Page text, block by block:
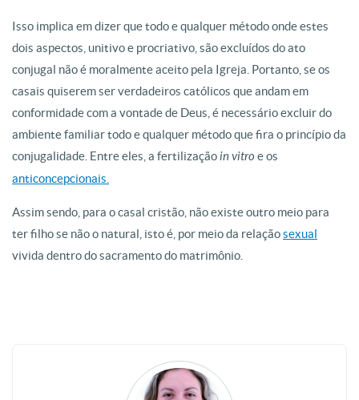
Isso implica em dizer que todo e qualquer método onde estes
dois aspectos, unitivo e procriativo, são excluídos do ato
conjugal não é moralmente aceito pela Igreja. Portanto, se os
casais quiserem ser verdadeiros católicos que andam em
conformidade com a vontade de Deus, é necessário excluir do
ambiente familiar todo e qualquer método que fira o princípio da
conjugalidade. Entre eles, a fertilizaçãoin vitro e os
anticoncepcionais.
Assim sendo, para o casal cristão, não existe outro meio para
ter filho se não o natural, isto é, por meio da relaçãosexual
vivida dentro do sacramento do matrimônio.